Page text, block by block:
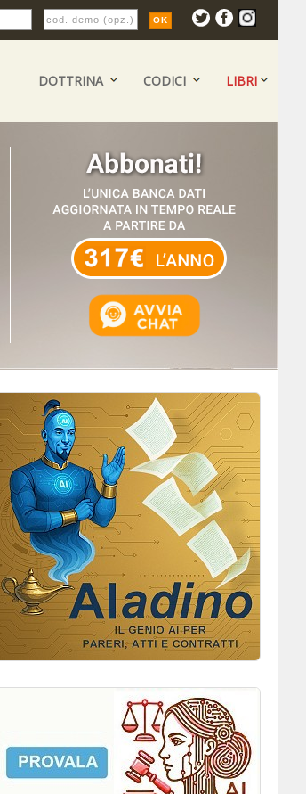
DOTTRINA CODICI LIBRI